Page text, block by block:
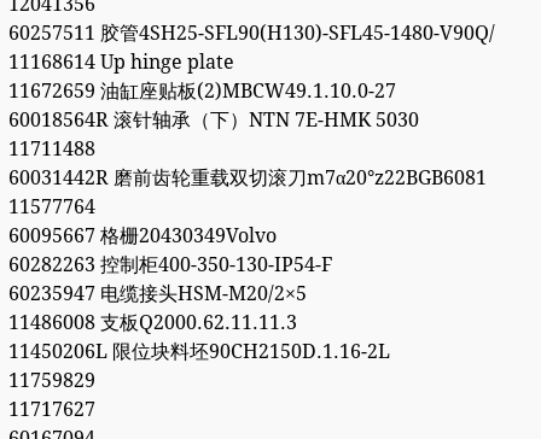
60257511 胶管4SH25-SFL90(H130)-SFL45-1480-V90Q/
11168614 Up hinge plate
11672659 油缸座贴板(2)MBCW49.1.10.0-27
60018564R 滚针轴承（下）NTN 7E-HMK 5030
11711488
60031442R 磨前齿轮重载双切滚刀m7α20°z22BGB6081
11577764
60095667 格栅20430349Volvo
60282263 控制柜400-350-130-IP54-F
60235947 电缆接头HSM-M20/2×5
11486008 支板Q2000.62.11.11.3
11450206L 限位块料坯90CH2150D.1.16-2L
11759829
11717627